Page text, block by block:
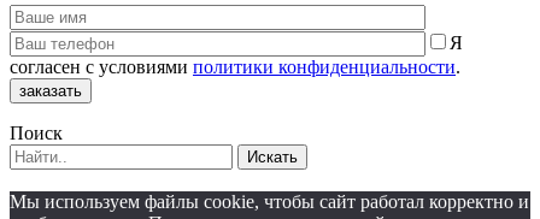
Я
согласен с условиями политики конфиденциальности.
заказать
Поиск
Искать
Мы используем файлы cookie, чтобы сайт работал корректно и